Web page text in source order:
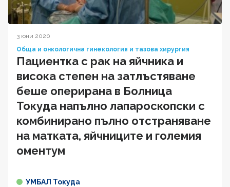
3 юни 2020
Обща и онкологична гинекология и тазова хирургия
Пациентка с рак на яйчника и
висока степен на затлъстяване
беше оперирана в Болница
Токуда напълно лапароскопски с
комбинирано пълно отстраняване
на матката, яйчниците и големия
оментум
УМБАЛ Токуда